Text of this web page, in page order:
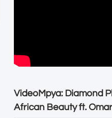
VideoMpya: Diamond
African Beauty ft.